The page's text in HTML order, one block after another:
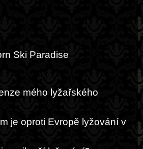
Ski Paradise
mého lyžařského
je oproti Evropě lyžování v